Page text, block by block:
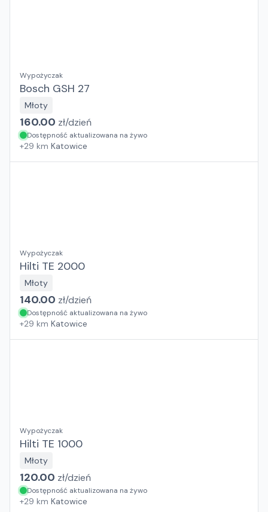
Wypożyczak
Bosch GSH 27
Młoty
160.00 zł/dzień
Dostępność aktualizowana na żywo
+29 km Katowice
Wypożyczak
Hilti TE 2000
Młoty
140.00 zł/dzień
Dostępność aktualizowana na żywo
+29 km Katowice
Wypożyczak
Hilti TE 1000
Młoty
120.00 zł/dzień
Dostępność aktualizowana na żywo
+29 km Katowice